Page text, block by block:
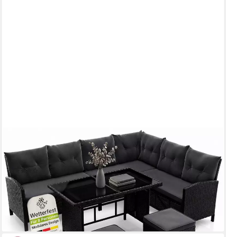
Gartenlounge-Set Manacor, (Gartenlounge), Polyrattan
Gartenmöbel-Set mit Garten-Sofa, Garten-Tisch und 2 Hocker
(110)
349,98 € 419,99 €
-17%
lieferbar - in 3-4 Werktagen bei dir